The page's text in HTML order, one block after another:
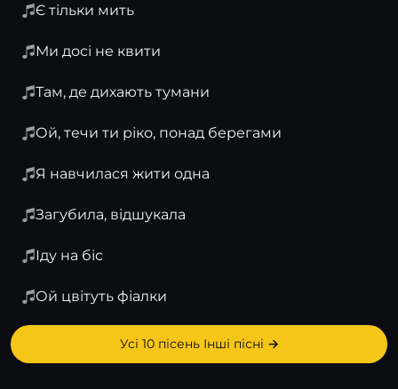
Є тільки мить
Ми досі не квити
Там, де дихають тумани
Ой, течи ти ріко, понад берегами
Я навчилася жити одна
Загубила, відшукала
Іду на біс
Ой цвітуть фіалки
Усі 10 пісень Інші пісні →